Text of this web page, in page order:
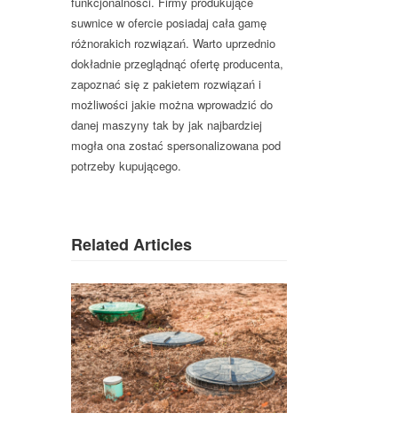
suwnice w ofercie posiadaj cała gamę
różnorakich rozwiązań. Warto uprzednio
dokładnie przeglądnąć ofertę producenta,
zapoznać się z pakietem rozwiązań i
możliwości jakie można wprowadzić do
danej maszyny tak by jak najbardziej
mogła ona zostać spersonalizowana pod
potrzeby kupującego.
Related Articles